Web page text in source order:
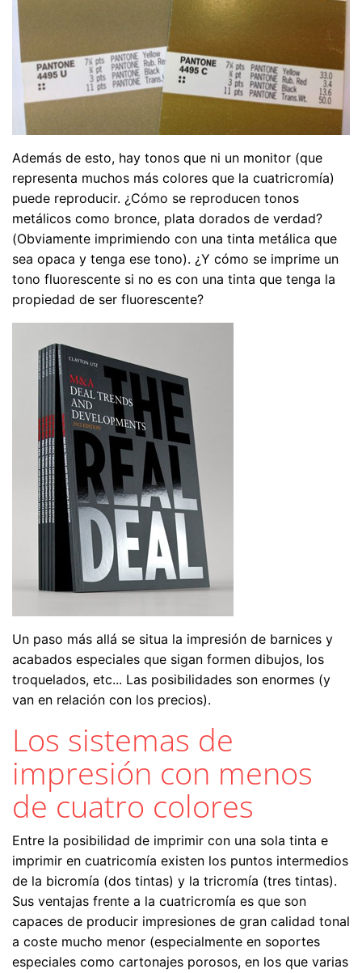
Además de esto, hay tonos que ni un monitor (que
representa muchos más colores que la cuatricromía)
puede reproducir. ¿Cómo se reproducen tonos
metálicos como bronce, plata dorados de verdad?
(Obviamente imprimiendo con una tinta metálica que
sea opaca y tenga ese tono). ¿Y cómo se imprime un
tono fluorescente si no es con una tinta que tenga la
propiedad de ser fluorescente?
Un paso más allá se situa la impresión de barnices y
acabados especiales que sigan formen dibujos, los
troquelados, etc... Las posibilidades son enormes (y
van en relación con los precios).
Los sistemas de
impresión con menos
de cuatro colores
Entre la posibilidad de imprimir con una sola tinta e
imprimir en cuatricomía existen los puntos intermedios
de la bicromía (dos tintas) y la tricromía (tres tintas).
Sus ventajas frente a la cuatricromía es que son
capaces de producir impresiones de gran calidad tonal
a coste mucho menor (especialmente en soportes
especiales como cartonajes porosos, en los que varias